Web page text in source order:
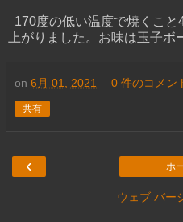
170度の低い温度で焼くこ
上がりました。お味は玉子ボ
on 6月 01, 2021 0 件のコメン
共有
‹ ホ
ウェブ バー